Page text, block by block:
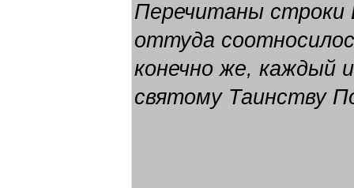
Перечитаны строки
оттуда
конечно же, каждый
святому Таинству